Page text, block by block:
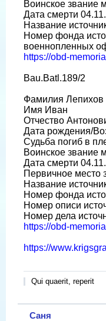
Воинское звание
Дата смерти
Название
Номер фонда
военнопленных
https://obd-
Bau.Batl.189/2
Фамилия Лепихов
Имя Иван
Отчество
Дата рождения/
Судьба погиб в
Воинское звание
Дата смерти
Первичное место
Название
Номер фонда
Номер описи
Номер дела
https://obd-
https://
Qui quaerit, reperit
Саня